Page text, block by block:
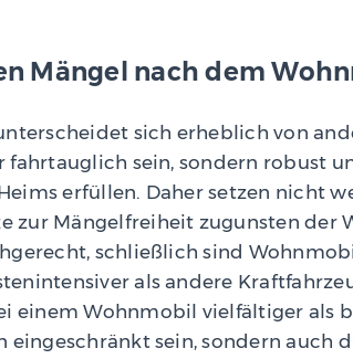
Mängel nach dem
sich erheblich von
fahrtauglich sein, sondern robust
erfüllen. Daher setzen nicht
zur Mängelfreiheit zugunsten der
schließlich sind
als andere
einem Wohnmobil vielfältiger als
sein, sondern auch